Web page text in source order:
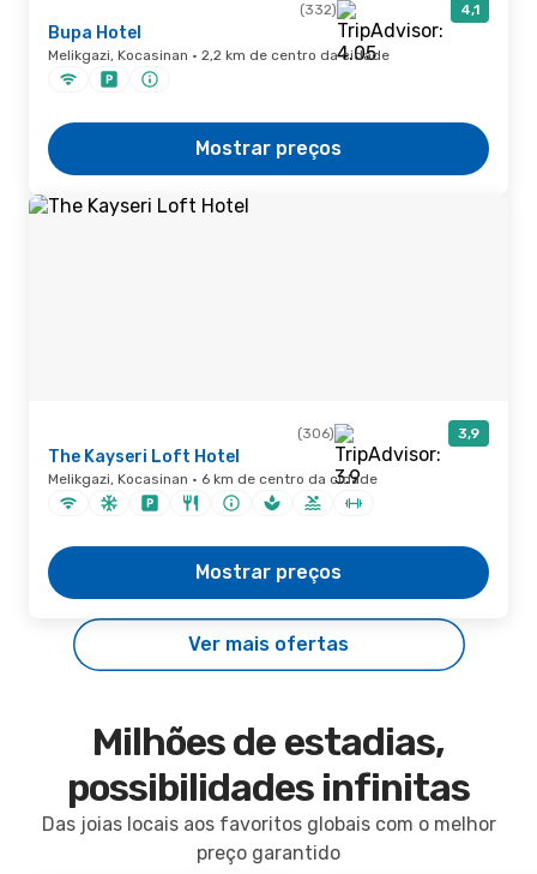
(332) 4,1
Bupa Hotel
Melikgazi, Kocasinan · 2,2 km de centro da cidade
Mostrar preços
(306) 3,9
The Kayseri Loft Hotel
Melikgazi, Kocasinan · 6 km de centro da cidade
Mostrar preços
Ver mais ofertas
Milhões de estadias,
possibilidades infinitas
Das joias locais aos favoritos globais com o melhor
preço garantido